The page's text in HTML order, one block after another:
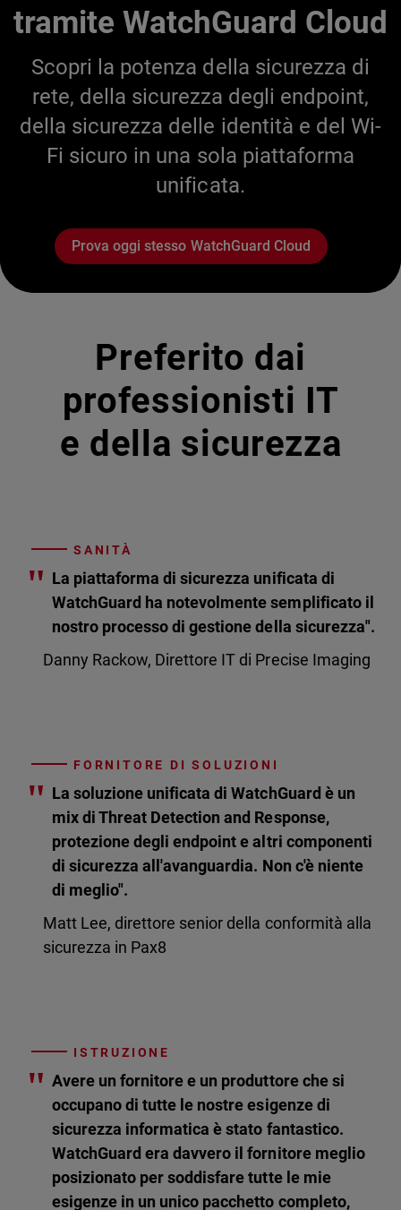
tramite WatchGuard Cloud
Scopri la potenza della sicurezza di
rete, della sicurezza degli endpoint,
della sicurezza delle identità e del Wi-
Fi sicuro in una sola piattaforma
unificata.
Prova oggi stesso WatchGuard Cloud
Preferito dai
professionisti IT
e della sicurezza
SANITÀ
" La piattaforma di sicurezza unificata di
WatchGuard ha notevolmente semplificato il
nostro processo di gestione della sicurezza".
Danny Rackow, Direttore IT di Precise Imaging
FORNITORE DI SOLUZIONI
" La soluzione unificata di WatchGuard è un
mix di Threat Detection and Response,
protezione degli endpoint e altri componenti
di sicurezza all'avanguardia. Non c'è niente
di meglio".
Matt Lee, direttore senior della conformità alla
sicurezza in Pax8
ISTRUZIONE
" Avere un fornitore e un produttore che si
occupano di tutte le nostre esigenze di
sicurezza informatica è stato fantastico.
WatchGuard era davvero il fornitore meglio
posizionato per soddisfare tutte le mie
esigenze in un unico pacchetto completo,